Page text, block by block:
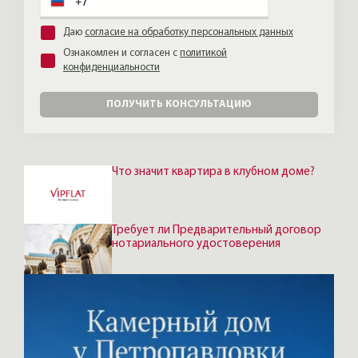
индивидуально.
Что значит квартира в клубном доме?
Требует ли Предварительный договор
нотариального удостоверения
Даю согласие на обработку персональных данных
Ознакомлен и согласен с политикой
конфиденциальности
ПОЛУЧИТЬ КОНСУЛЬТАЦИЮ